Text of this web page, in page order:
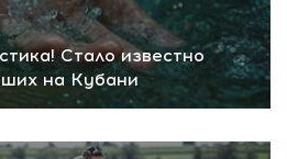
Стало известно
на Кубани